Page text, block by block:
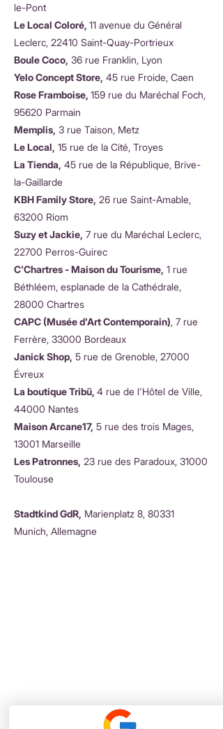
le-Pont
Le Local Coloré, 11 avenue du Général
Leclerc, 22410 Saint-Quay-Portrieux
Boule Coco, 36 rue Franklin, Lyon
Yelo Concept Store, 45 rue Froide, Caen
Rose Framboise, 159 rue du Maréchal Foch,
95620 Parmain
Memplis, 3 rue Taison, Metz
Le Local, 15 rue de la Cité, Troyes
La Tienda, 45 rue de la République, Brive-
la-Gaillarde
KBH Family Store, 26 rue Saint-Amable,
63200 Riom
Suzy et Jackie, 7 rue du Maréchal Leclerc,
22700 Perros-Guirec
C'Chartres - Maison du Tourisme, 1 rue
Béthléem, esplanade de la Cathédrale,
28000 Chartres
CAPC (Musée d'Art Contemporain), 7 rue
Ferrère, 33000 Bordeaux
Janick Shop, 5 rue de Grenoble, 27000
Évreux
La boutique Tribü, 4 rue de l'Hôtel de Ville,
44000 Nantes
Maison Arcane17, 5 rue des trois Mages,
13001 Marseille
Les Patronnes, 23 rue des Paradoux, 31000
Toulouse
Stadtkind GdR, Marienplatz 8, 80331
Munich, Allemagne